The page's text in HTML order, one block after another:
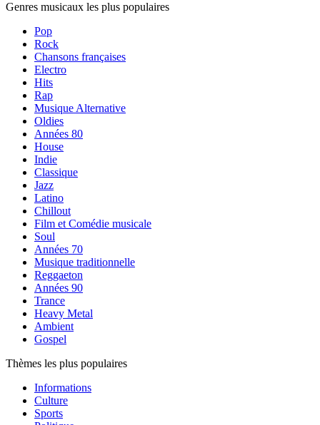
Genres musicaux les plus populaires
Pop
Rock
Chansons françaises
Electro
Hits
Rap
Musique Alternative
Oldies
Années 80
House
Indie
Classique
Jazz
Latino
Chillout
Film et Comédie musicale
Soul
Années 70
Musique traditionnelle
Reggaeton
Années 90
Trance
Heavy Metal
Ambient
Gospel
Thèmes les plus populaires
Informations
Culture
Sports